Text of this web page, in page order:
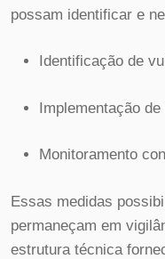
possam identificar e
Identificação de
Implementação
Monitoramento
Essas medidas
permaneçam em
estrutura técnica